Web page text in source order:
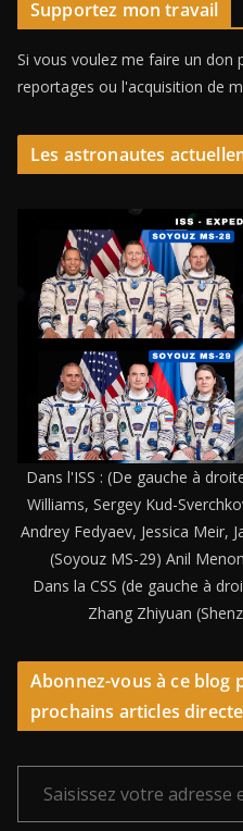
Supportez mon travail
Si vous voulez me faire un don
reportages ou l'acquisition de
Les astronautes
Dans l'ISS : (De gauche à
Williams, Sergey Kud-
Andrey Fedyaev, Jessica Meir,
(Soyouz MS-29) Anil
Dans la CSS (de gauche à
Zhang Zhiyuan
Abonnez-vous à ce blog
prochains articles
Saisissez votre adresse e-mail…